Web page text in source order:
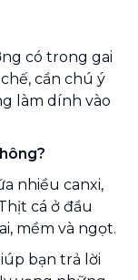
có trong gai
cần chú ý
làm dính vào
nhiều canxi,
cá ở đầu
mềm và ngọt.
bạn trả lời